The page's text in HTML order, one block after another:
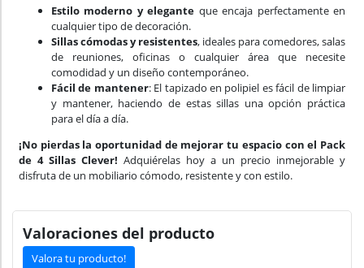
Estilo moderno y elegante que encaja perfectamente en
cualquier tipo de decoración.
Sillas cómodas y resistentes, ideales para comedores, salas
de reuniones, oficinas o cualquier área que necesite
comodidad y un diseño contemporáneo.
Fácil de mantener: El tapizado en polipiel es fácil de limpiar
y mantener, haciendo de estas sillas una opción práctica
para el día a día.
¡No pierdas la oportunidad de mejorar tu espacio con el Pack
de 4 Sillas Clever! Adquiérelas hoy a un precio inmejorable y
disfruta de un mobiliario cómodo, resistente y con estilo.
Valoraciones del producto
Valora tu producto!